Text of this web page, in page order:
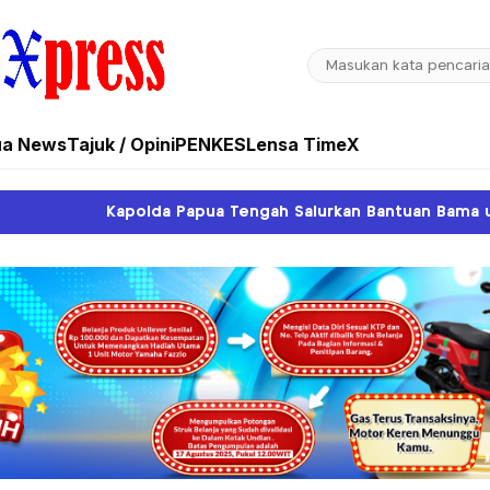
NewsTajuk / OpiniPENKESLensa TimeX
Salurkan Bantuan Bama untuk Keluarga Almarhum